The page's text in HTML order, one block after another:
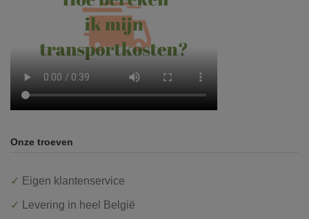
Onze troeven
✓ Eigen klantenservice
✓ Levering in heel België